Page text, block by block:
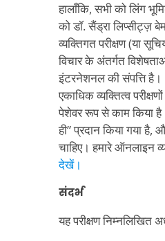
हालाँकि, सभी को लिंग
को डॉ. सैंड्रा लिप्सीट्ज़ बेम
व्यक्तिगत परीक्षण (या
विचार के अंतर्गत
इंटरनेशनल की संपत्ति
एकाधिक व्यक्तित्व
पेशेवर रूप से काम किया
ही” प्रदान किया गया
चाहिए। हमारे ऑनलाइन
देखें।
संदर्भ
यह परीक्षण निम्नलिखित